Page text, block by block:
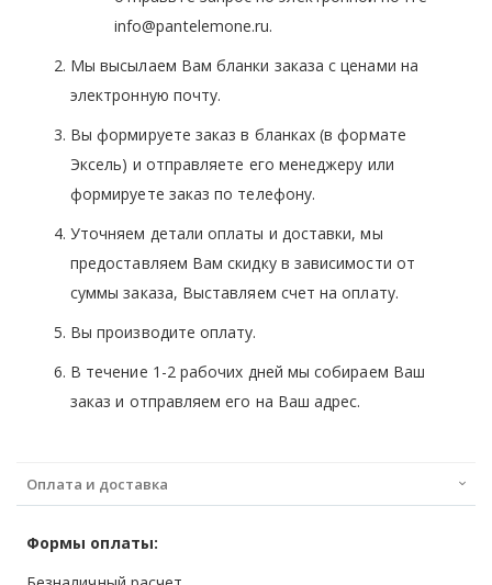
info@pantelemone.ru.
Мы высылаем Вам бланки заказа с ценами на
электронную почту.
Вы формируете заказ в бланках (в формате
Эксель) и отправляете его менеджеру или
формируете заказ по телефону.
Уточняем детали оплаты и доставки, мы
предоставляем Вам скидку в зависимости от
суммы заказа, Выставляем счет на оплату.
Вы производите оплату.
В течение 1-2 рабочих дней мы собираем Ваш
заказ и отправляем его на Ваш адрес.
Оплата и доставка
Формы оплаты: